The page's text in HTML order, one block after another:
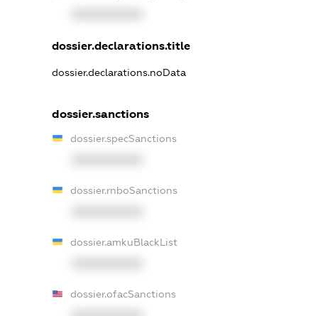
dossier.declarations.title
dossier.declarations.noData
dossier.sanctions
dossier.specSanctions
dossier.rnboSanctions
dossier.amkuBlackList
dossier.ofacSanctions